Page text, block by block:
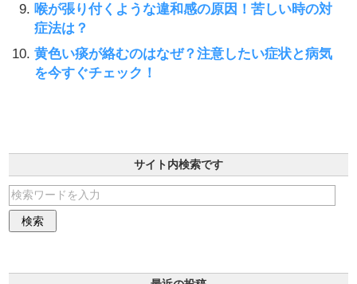
喉が張り付くような違和感の原因！苦しい時の対
症法は？
黄色い痰が絡むのはなぜ？注意したい症状と病気
を今すぐチェック！
サイト内検索です